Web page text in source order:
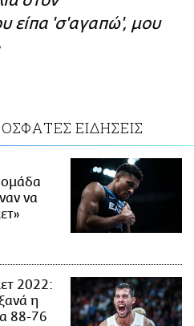
είπα 'σ'αγαπώ', μου
ΕΙΔΗΣΕΙΣ
ομάδα
να
2022:
η
88-76